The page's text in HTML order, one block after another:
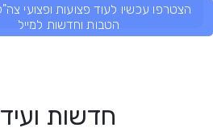
הצטרפו עכשיו לעוד פצועות ופצועי
הטבות וחדשות למייל
חדשות